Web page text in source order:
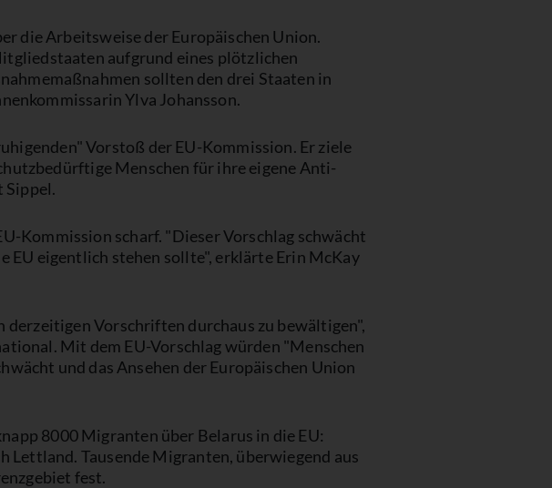
die Arbeitsweise der Europäischen Union.
aufgrund eines plötzlichen
sollten den drei Staaten in
Ylva Johansson.
Vorstoß der EU-Kommission. Er ziele
Menschen für ihre eigene Anti-
Sippel.
Kommission scharf. "Dieser Vorschlag schwächt
EU eigentlich stehen sollte", erklärte Erin McKay
derzeitigen Vorschriften durchaus zu bewältigen",
Mit dem EU-Vorschlag würden "Menschen
und das Ansehen der Europäischen Union
8000 Migranten über Belarus in die EU:
Lettland. Tausende Migranten, überwiegend aus
fest.